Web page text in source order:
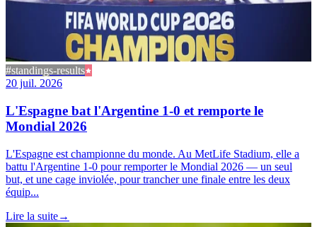
#standings-results
20 juil. 2026
L'Espagne bat l'Argentine 1-0 et remporte le
Mondial 2026
L'Espagne est championne du monde. Au MetLife Stadium, elle a
battu l'Argentine 1-0 pour remporter le Mondial 2026 — un seul
but, et une cage inviolée, pour trancher une finale entre les deux
équip...
Lire la suite→